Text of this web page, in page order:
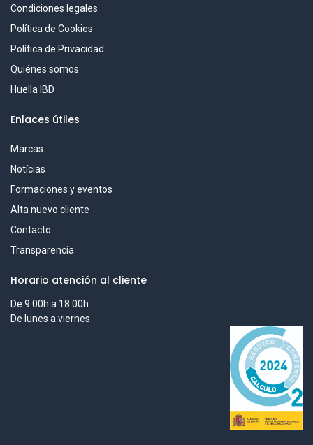
Condiciones legales
Política de Cookies
Política de Privacidad
Quiénes somos
Huella IBD
Enlaces útiles
Marcas
Notícias
Formaciones y eventos
Alta nuevo cliente
Contacto
Transparencia
Horario atención al cliente
De 9:00h a 18:00h
De lunes a viernes